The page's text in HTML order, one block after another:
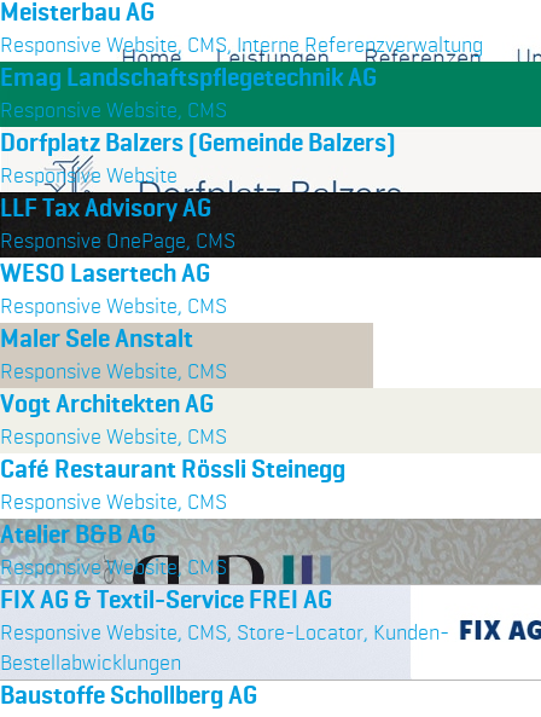
Meisterbau AG
Responsive Website, CMS, Interne Referenzverwaltung
Emag Landschaftspflegetechnik AG
Responsive Website, CMS
Dorfplatz Balzers (Gemeinde Balzers)
Responsive Website
LLF Tax Advisory AG
Responsive OnePage, CMS
WESO Lasertech AG
Responsive Website, CMS
Maler Sele Anstalt
Responsive Website, CMS
Vogt Architekten AG
Responsive Website, CMS
Café Restaurant Rössli Steinegg
Responsive Website, CMS
Atelier B&B AG
Responsive Website, CMS
FIX AG & Textil-Service FREI AG
Responsive Website, CMS, Store-Locator, Kunden-
Bestellabwicklungen
Baustoffe Schollberg AG